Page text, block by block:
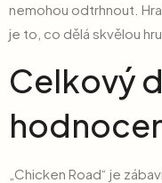
nemohou odtrhnout.
je to, co dělá skvělou hru.
Celkový
„Chicken Road“ je